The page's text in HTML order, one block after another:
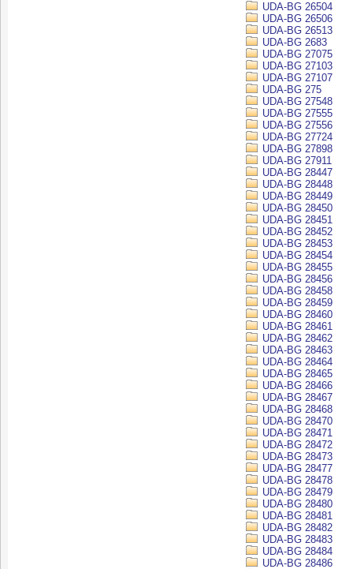
UDA-BG 26504
UDA-BG 26506
UDA-BG 26513
UDA-BG 2683
UDA-BG 27075
UDA-BG 27103
UDA-BG 27107
UDA-BG 275
UDA-BG 27548
UDA-BG 27555
UDA-BG 27556
UDA-BG 27724
UDA-BG 27898
UDA-BG 27911
UDA-BG 28447
UDA-BG 28448
UDA-BG 28449
UDA-BG 28450
UDA-BG 28451
UDA-BG 28452
UDA-BG 28453
UDA-BG 28454
UDA-BG 28455
UDA-BG 28456
UDA-BG 28458
UDA-BG 28459
UDA-BG 28460
UDA-BG 28461
UDA-BG 28462
UDA-BG 28463
UDA-BG 28464
UDA-BG 28465
UDA-BG 28466
UDA-BG 28467
UDA-BG 28468
UDA-BG 28470
UDA-BG 28471
UDA-BG 28472
UDA-BG 28473
UDA-BG 28477
UDA-BG 28478
UDA-BG 28479
UDA-BG 28480
UDA-BG 28481
UDA-BG 28482
UDA-BG 28483
UDA-BG 28484
UDA-BG 28486